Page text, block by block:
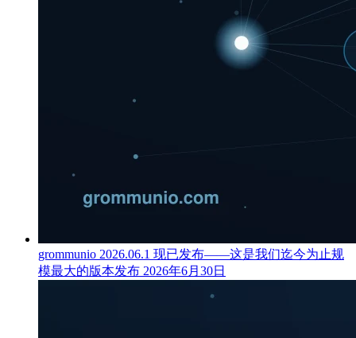
grommunio 2026.06.1 现已发布——这是我们迄今为止规
模最大的版本发布 2026年6月30日